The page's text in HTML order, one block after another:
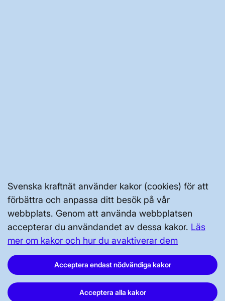
Svenska kraftnät använder kakor (cookies) för att
förbättra och anpassa ditt besök på vår
webbplats. Genom att använda webbplatsen
accepterar du användandet av dessa kakor. Läs
mer om kakor och hur du avaktiverar dem
Acceptera endast nödvändiga kakor
Acceptera alla kakor
Kontakta oss
Press och nyheter
Prenumerera
Vår dataskyddspolicy
Tillgänglighetsredogörelse